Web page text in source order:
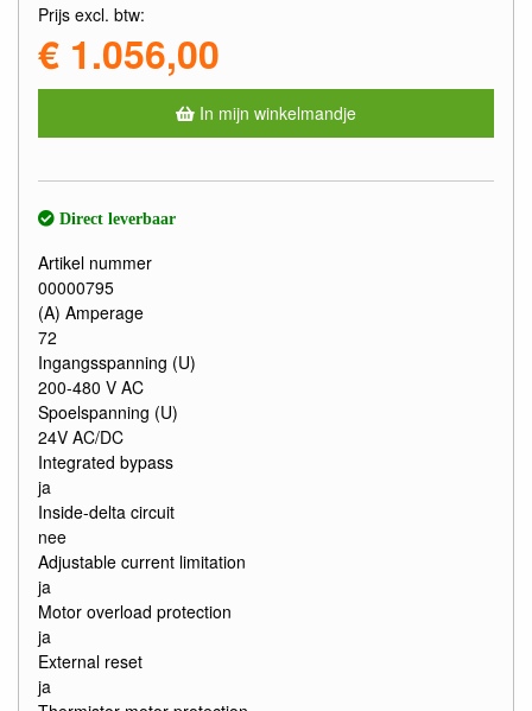
Prijs excl. btw:
€ 1.056,00
In mijn winkelmandje
Direct leverbaar
Artikel nummer
00000795
(A) Amperage
72
Ingangsspanning (U)
200-480 V AC
Spoelspanning (U)
24V AC/DC
Integrated bypass
ja
Inside-delta circuit
nee
Adjustable current limitation
ja
Motor overload protection
ja
External reset
ja